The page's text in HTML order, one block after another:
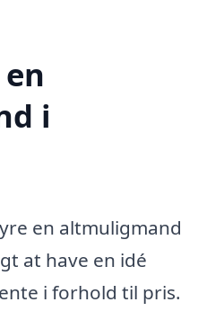
i
en altmuligmand
at have en idé
i forhold til pris.